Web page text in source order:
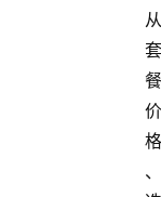
从
套
餐
价
格
、